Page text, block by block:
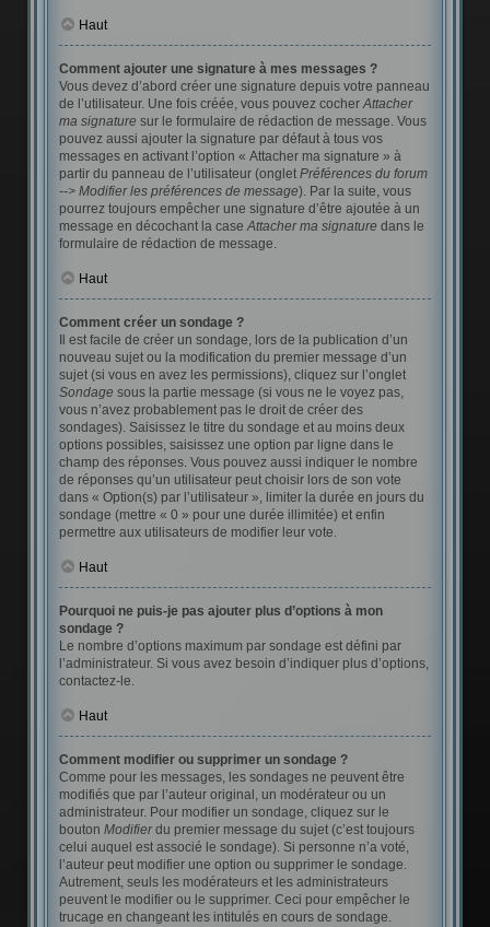
Haut
Comment ajouter une signature à mes messages ?
Vous devez d’abord créer une signature depuis votre panneau
de l’utilisateur. Une fois créée, vous pouvez cocherAttacher
ma signature sur le formulaire de rédaction de message. Vous
pouvez aussi ajouter la signature par défaut à tous vos
messages en activant l’option « Attacher ma signature » à
partir du panneau de l’utilisateur (onglet Préférences du forum
--> Modifier les préférences de message). Par la suite, vous
pourrez toujours empêcher une signature d’être ajoutée à un
message en décochant la caseAttacher ma signature dans le
formulaire de rédaction de message.
Haut
Comment créer un sondage ?
Il est facile de créer un sondage, lors de la publication d’un
nouveau sujet ou la modification du premier message d’un
sujet (si vous en avez les permissions), cliquez sur l’onglet
Sondage sous la partie message (si vous ne le voyez pas,
vous n’avez probablement pas le droit de créer des
sondages). Saisissez le titre du sondage et au moins deux
options possibles, saisissez une option par ligne dans le
champ des réponses. Vous pouvez aussi indiquer le nombre
de réponses qu’un utilisateur peut choisir lors de son vote
dans « Option(s) par l’utilisateur », limiter la durée en jours du
sondage (mettre « 0 » pour une durée illimitée) et enfin
permettre aux utilisateurs de modifier leur vote.
Haut
Pourquoi ne puis-je pas ajouter plus d’options à mon
sondage ?
Le nombre d’options maximum par sondage est défini par
l’administrateur. Si vous avez besoin d’indiquer plus d’options,
contactez-le.
Haut
Comment modifier ou supprimer un sondage ?
Comme pour les messages, les sondages ne peuvent être
modifiés que par l’auteur original, un modérateur ou un
administrateur. Pour modifier un sondage, cliquez sur le
bouton Modifierdu premier message du sujet (c’est toujours
celui auquel est associé le sondage). Si personne n’a voté,
l’auteur peut modifier une option ou supprimer le sondage.
Autrement, seuls les modérateurs et les administrateurs
peuvent le modifier ou le supprimer. Ceci pour empêcher le
trucage en changeant les intitulés en cours de sondage.